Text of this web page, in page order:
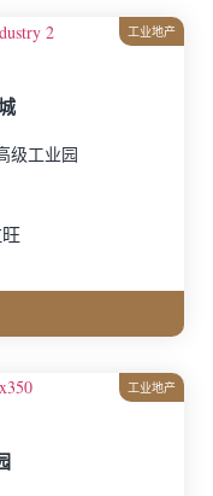
工业地产
级工业园
工业地产